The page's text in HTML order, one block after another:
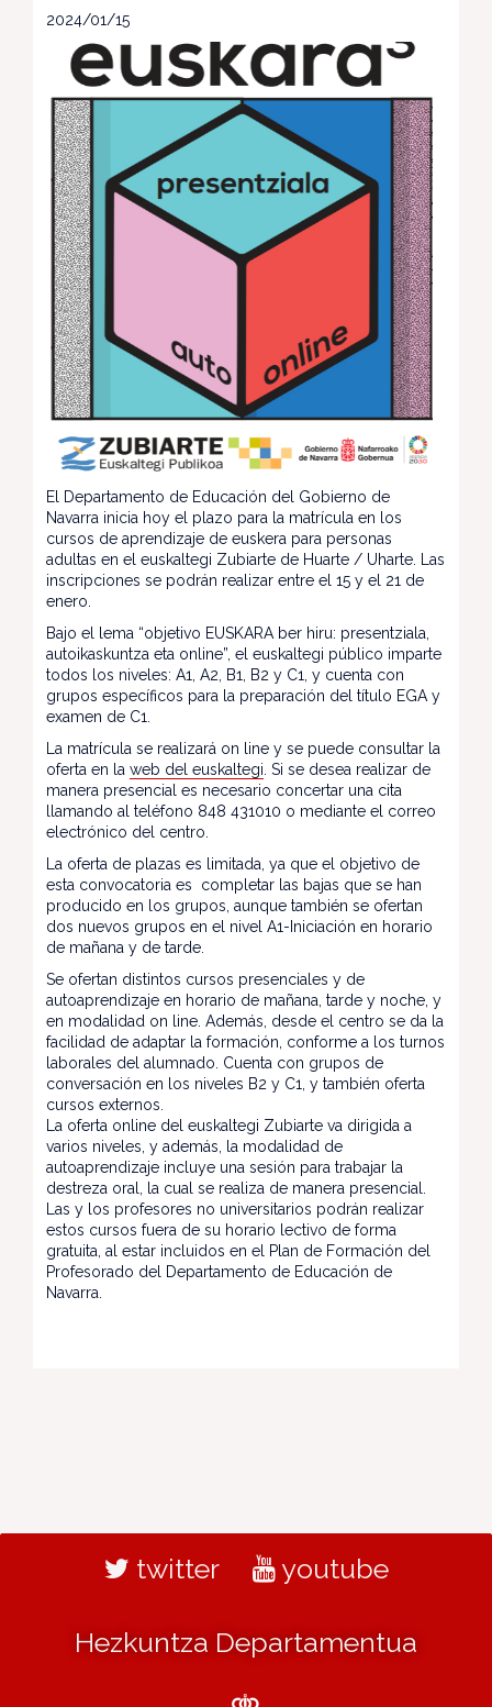
2024/01/15
El Departamento de Educación del Gobierno de
Navarra inicia hoy el plazo para la matrícula en los
cursos de aprendizaje de euskera para personas
adultas en el euskaltegi Zubiarte de Huarte / Uharte. Las
inscripciones se podrán realizar entre el 15 y el 21 de
enero.
Bajo el lema “objetivo EUSKARA ber hiru: presentziala,
autoikaskuntza eta online”, el euskaltegi público imparte
todos los niveles: A1, A2, B1, B2 y C1, y cuenta con
grupos específicos para la preparación del título EGA y
examen de C1.
La matrícula se realizará on line y se puede consultar la
oferta en la web del euskaltegi . Si se desea realizar de
manera presencial es necesario concertar una cita
llamando al teléfono 848 431010 o mediante el correo
electrónico del centro.
La oferta de plazas es limitada, ya que el objetivo de
esta convocatoria es completar las bajas que se han
producido en los grupos, aunque también se ofertan
dos nuevos grupos en el nivel A1-Iniciación en horario
de mañana y de tarde.
Se ofertan distintos cursos presenciales y de
autoaprendizaje en horario de mañana, tarde y noche, y
en modalidad on line. Además, desde el centro se da la
facilidad de adaptar la formación, conforme a los turnos
laborales del alumnado. Cuenta con grupos de
conversación en los niveles B2 y C1, y también oferta
cursos externos.
La oferta online del euskaltegi Zubiarte va dirigida a
varios niveles, y además, la modalidad de
autoaprendizaje incluye una sesión para trabajar la
destreza oral, la cual se realiza de manera presencial.
Las y los profesores no universitarios podrán realizar
estos cursos fuera de su horario lectivo de forma
gratuita, al estar incluidos en el Plan de Formación del
Profesorado del Departamento de Educación de
Navarra.
twitter youtube
Hezkuntza Departamentua